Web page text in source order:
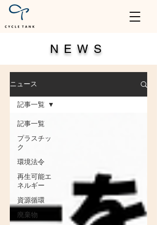
NEWS
ニュース
記事一覧
プラスチッ
ク
環境法令
再生可能エ
ネルギー
資源循環
廃棄物
記事一覧